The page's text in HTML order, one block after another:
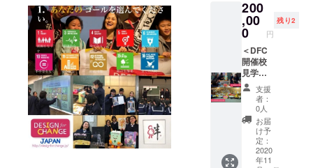
トに参
加した
日本の
子ども
たちに
よるリ
アル報
告会ご
招待
※2019
年12月
14日
（土）
夕方、
東京都
上げま
す) ※対
面での
受講が
難しい
場合
は、オ
ンライ
ンでの
受講も
可 ・
DFC実
践ガイ
ドブッ
ク10冊
※2020
年11月
開催予
定、開
催地未
定（本
部より
詳細出
次第、
逐次ご
連絡い
たしま
す）
※渡航費
宿泊費
200
,00
0 円
残り2
＜DFC
開催校
見学ツ
アー！
コース
＞ ・
2020年
関東で
のDFC
開催校
への現
支援
者：
0人
お届
け予
定：
2020
年11